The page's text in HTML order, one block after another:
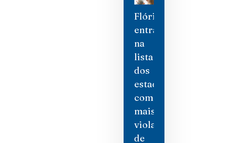
Flórida
entra
na
lista
dos
estados
com
mais
violações
de